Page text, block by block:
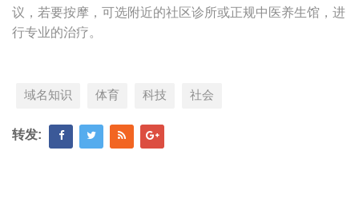
议，若要按摩，可选附近的社区诊所或正规中医养生馆，进
行专业的治疗。
域名知识 体育 科技 社会
转发: